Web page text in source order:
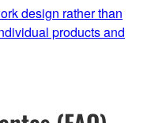
design rather than
products and